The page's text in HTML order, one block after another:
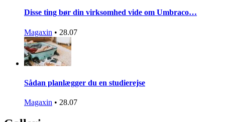
Disse ting bør din virksomhed vide om Umbraco…
Magaxin • 28.07
Sådan planlægger du en studierejse
Magaxin • 28.07